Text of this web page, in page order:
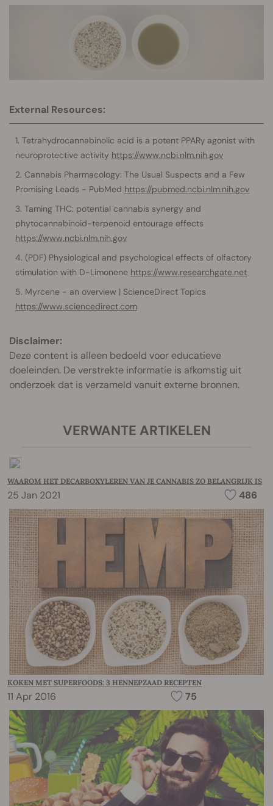
External Resources:
Tetrahydrocannabinolic acid is a potent PPARγ agonist with
neuroprotective activity https://www.ncbi.nlm.nih.gov
Cannabis Pharmacology: The Usual Suspects and a Few
Promising Leads - PubMed https://pubmed.ncbi.nlm.nih.gov
Taming THC: potential cannabis synergy and
phytocannabinoid-terpenoid entourage effects
https://www.ncbi.nlm.nih.gov
(PDF) Physiological and psychological effects of olfactory
stimulation with D-Limonene https://www.researchgate.net
Myrcene - an overview | ScienceDirect Topics
https://www.sciencedirect.com
Disclaimer:
Deze content is alleen bedoeld voor educatieve
doeleinden. De verstrekte informatie is afkomstig uit
onderzoek dat is verzameld vanuit externe bronnen.
VERWANTE ARTIKELEN
WAAROM HET DECARBOXYLEREN VAN JE CANNABIS ZO BELANGRIJK IS
25 Jan 2021 486
KOKEN MET SUPERFOODS: 3 HENNEPZAAD RECEPTEN
11 Apr 2016 75